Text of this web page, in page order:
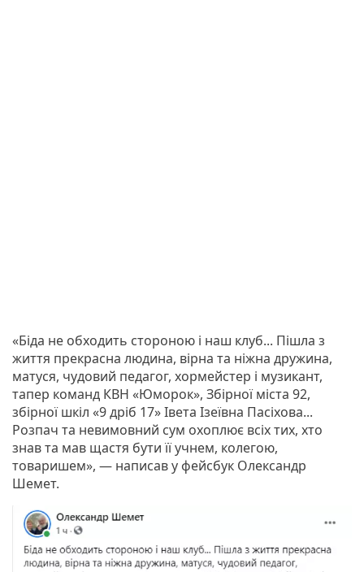
«Біда не обходить стороною і наш клуб... Пішла з
життя прекрасна людина, вірна та ніжна дружина,
матуся, чудовий педагог, хормейстер і музикант,
тапер команд КВН «Юморок», Збірної міста 92,
збірної шкіл «9 дріб 17» Івета Ізеївна Пасіхова...
Розпач та невимовний сум охоплює всіх тих, хто
знав та мав щастя бути її учнем, колегою,
товаришем», — написав у фейсбук Олександр
Шемет.